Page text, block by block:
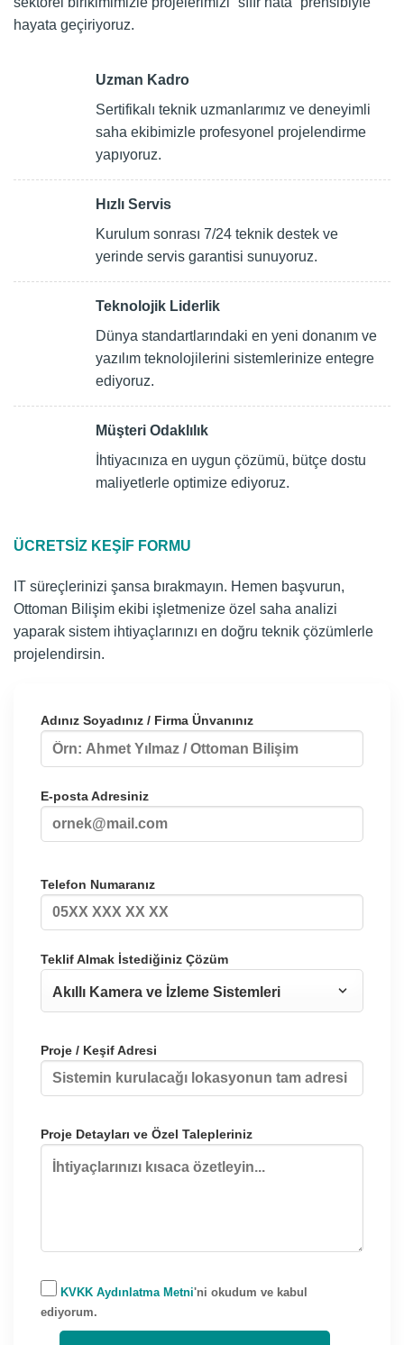
hayata geçiriyoruz.
Uzman Kadro
Sertifikalı teknik uzmanlarımız ve deneyimli
saha ekibimizle profesyonel projelendirme
yapıyoruz.
Hızlı Servis
Kurulum sonrası 7/24 teknik destek ve
yerinde servis garantisi sunuyoruz.
Teknolojik Liderlik
Dünya standartlarındaki en yeni donanım ve
yazılım teknolojilerini sistemlerinize entegre
ediyoruz.
Müşteri Odaklılık
İhtiyacınıza en uygun çözümü, bütçe dostu
maliyetlerle optimize ediyoruz.
ÜCRETSIZ KEŞIF FORMU
IT süreçlerinizi şansa bırakmayın. Hemen başvurun,
Ottoman Bilişim ekibi işletmenize özel saha analizi
yaparak sistem ihtiyaçlarınızı en doğru teknik çözümlerle
projelendirsin.
Adınız Soyadınız / Firma Ünvanınız
E-posta Adresiniz
Telefon Numaranız
Teklif Almak İstediğiniz Çözüm
Proje / Keşif Adresi
Proje Detayları ve Özel Talepleriniz
KVKK Aydınlatma Metni'ni okudum ve kabul
ediyorum.